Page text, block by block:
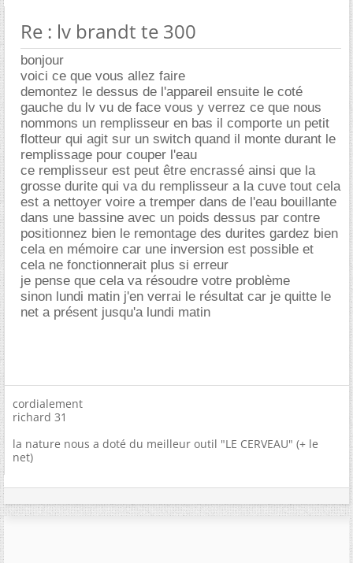
Re : lv brandt te 300
bonjour
voici ce que vous allez faire
demontez le dessus de l'appareil ensuite le coté
gauche du lv vu de face vous y verrez ce que nous
nommons un remplisseur en bas il comporte un petit
flotteur qui agit sur un switch quand il monte durant le
remplissage pour couper l'eau
ce remplisseur est peut être encrassé ainsi que la
grosse durite qui va du remplisseur a la cuve tout cela
est a nettoyer voire a tremper dans de l'eau bouillante
dans une bassine avec un poids dessus par contre
positionnez bien le remontage des durites gardez bien
cela en mémoire car une inversion est possible et
cela ne fonctionnerait plus si erreur
je pense que cela va résoudre votre problème
sinon lundi matin j'en verrai le résultat car je quitte le
net a présent jusqu'a lundi matin
cordialement
richard 31
la nature nous a doté du meilleur outil "LE CERVEAU" (+ le
net)